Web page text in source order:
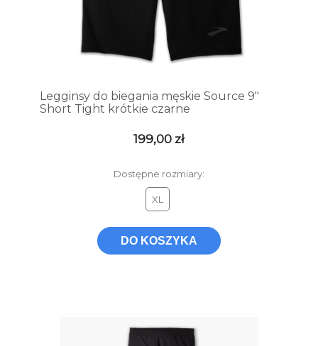
Legginsy do biegania męskie Source 9″
Short Tight krótkie czarne
199,00 zł
Dostępne rozmiary:
XL
DO KOSZYKA